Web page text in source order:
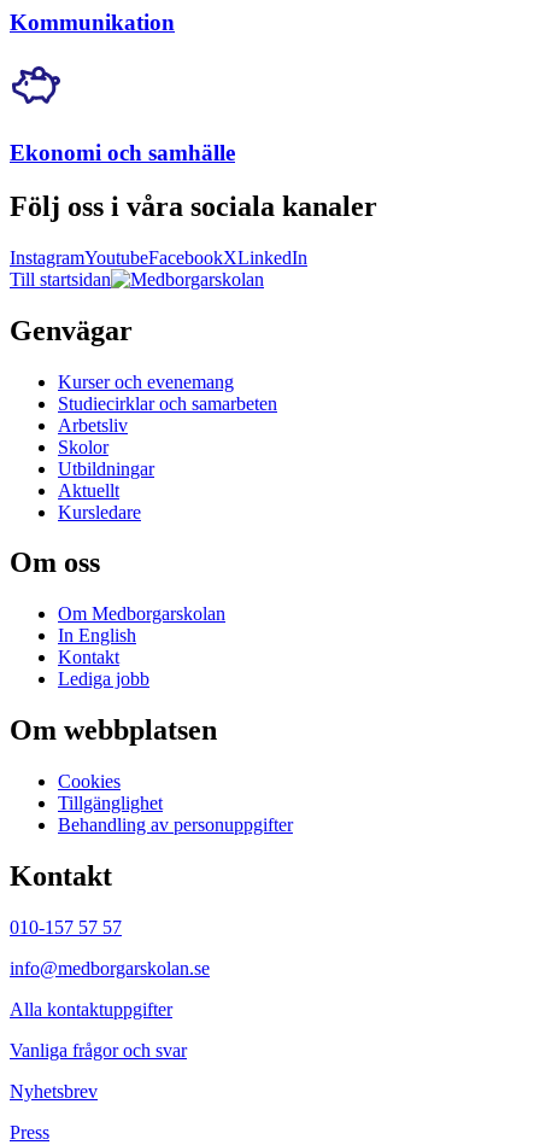
Kommunikation
Ekonomi och samhälle
Följ oss i våra sociala kanaler
InstagramYoutubeFacebookXLinkedIn
Till startsidan
Genvägar
Kurser och evenemang
Studiecirklar och samarbeten
Arbetsliv
Skolor
Utbildningar
Aktuellt
Kursledare
Om oss
Om Medborgarskolan
In English
Kontakt
Lediga jobb
Om webbplatsen
Cookies
Tillgänglighet
Behandling av personuppgifter
Kontakt
010-157 57 57
info@medborgarskolan.se
Alla kontaktuppgifter
Vanliga frågor och svar
Nyhetsbrev
Press